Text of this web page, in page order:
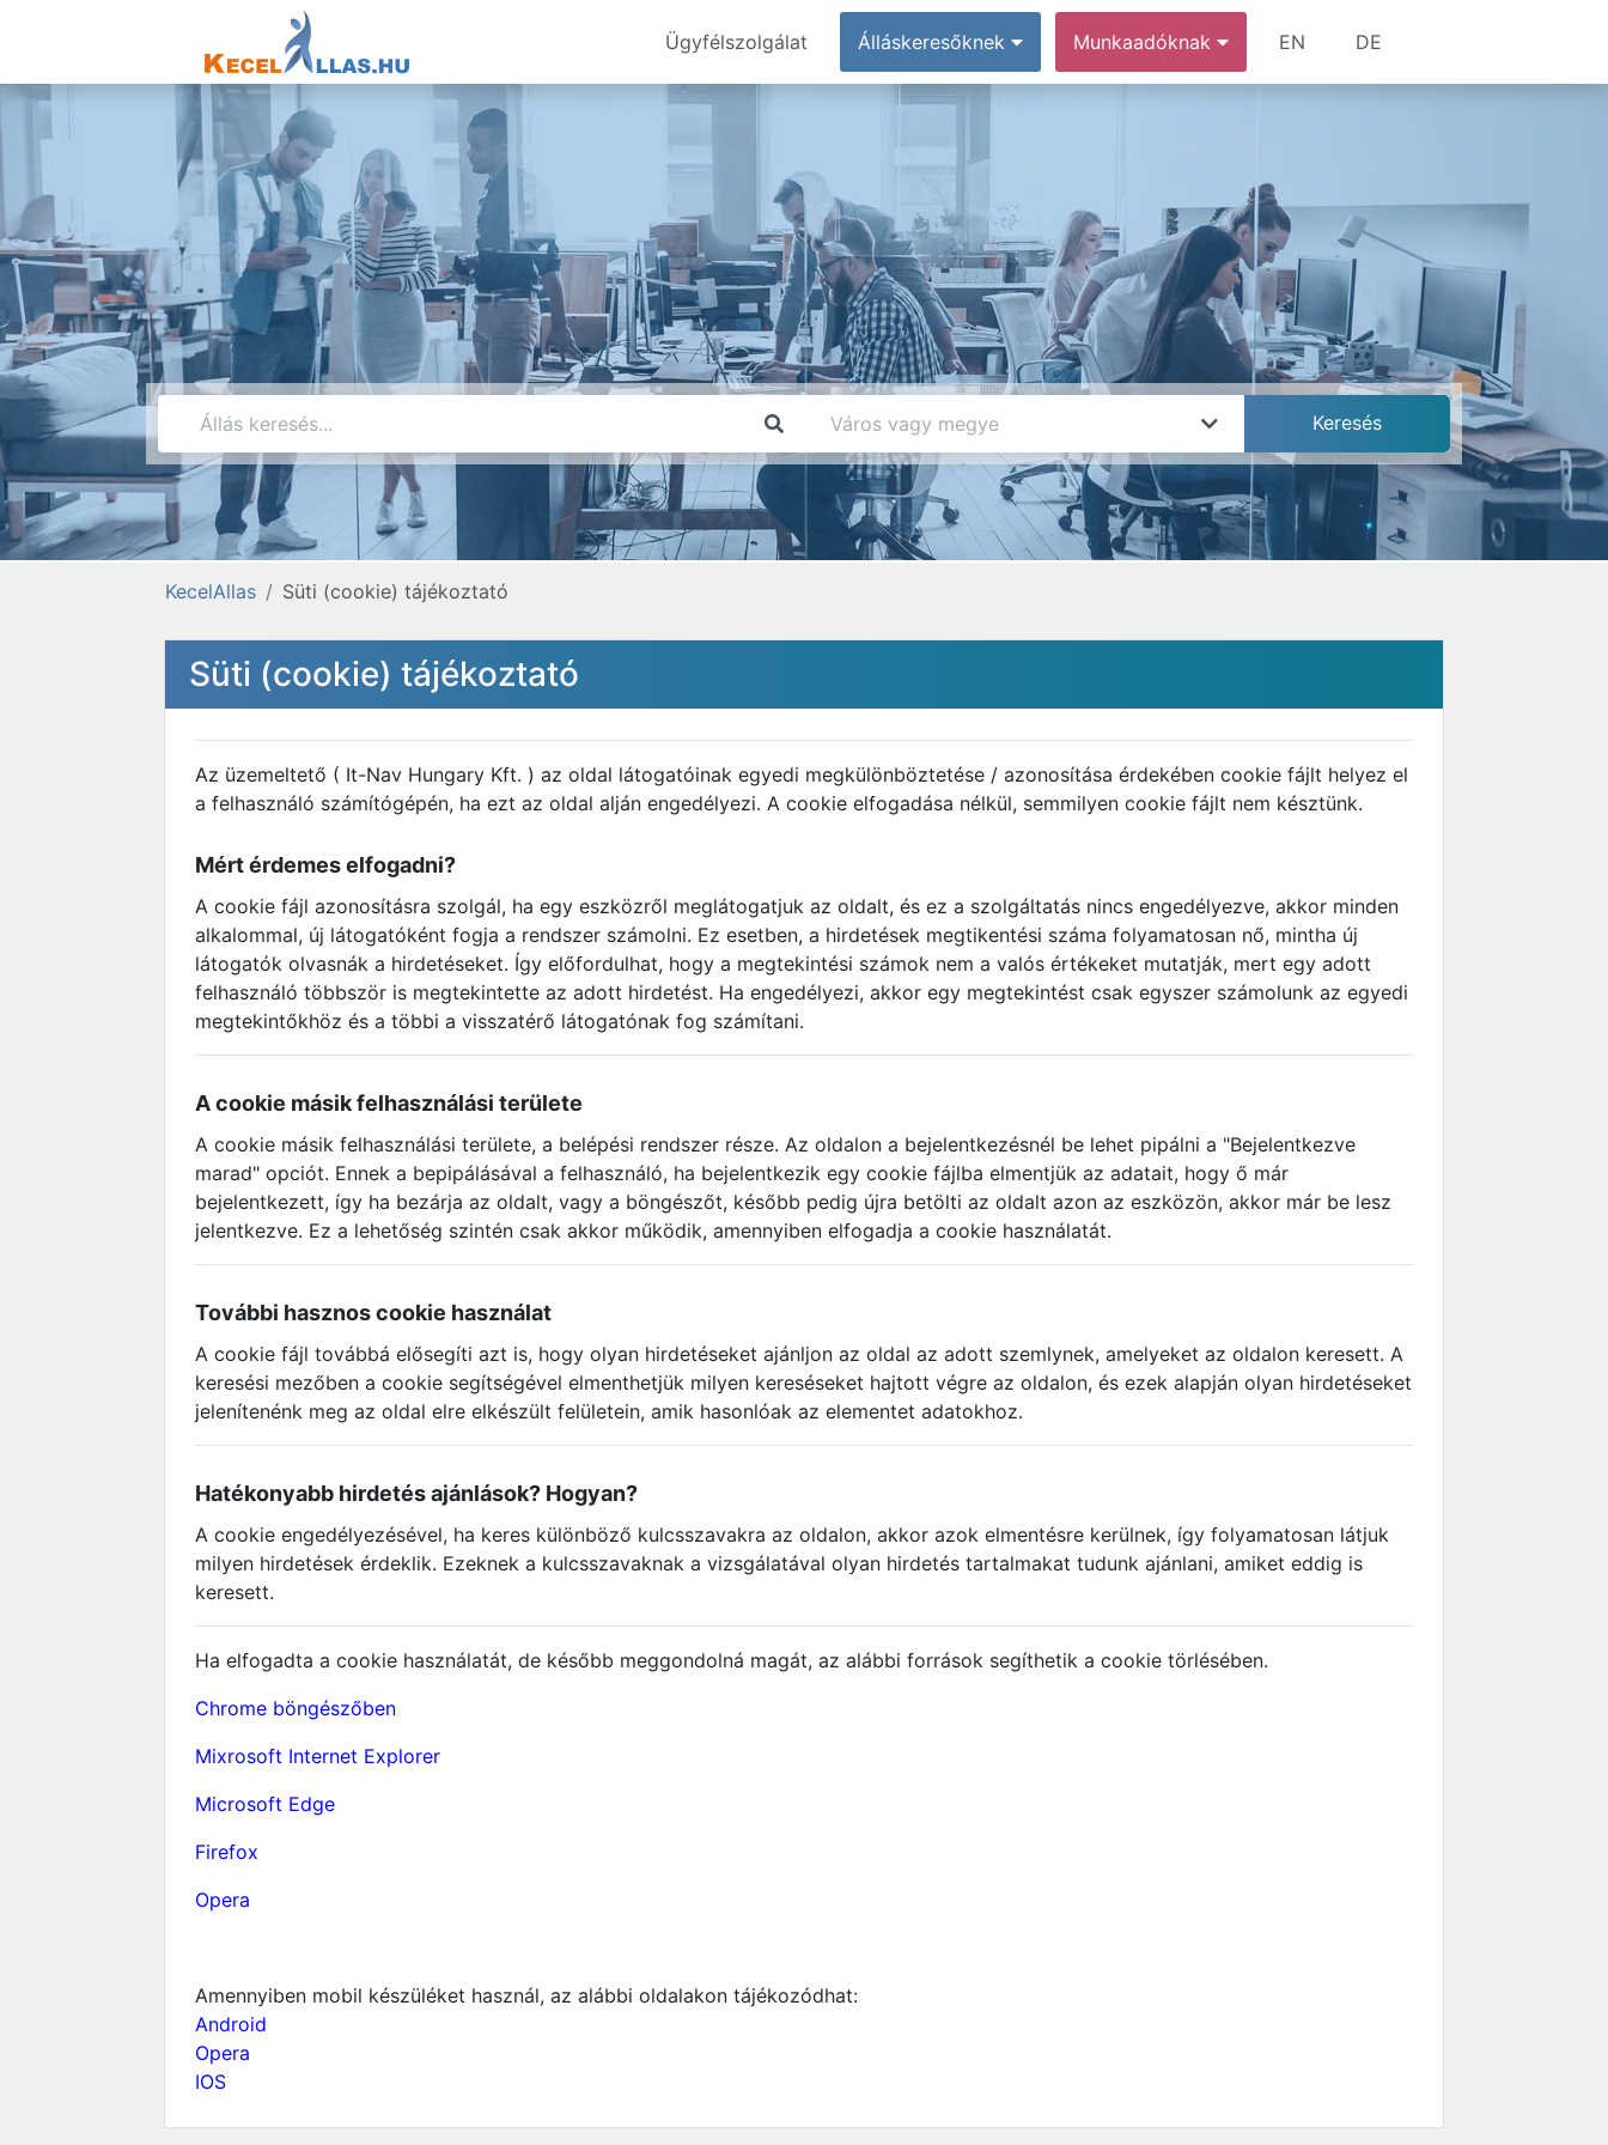
Ügyfélszolgálat Álláskeresőknek Munkaadóknak EN DE
KecelAllas Süti (cookie) tájékoztató
Süti (cookie) tájékoztató
Az üzemeltető ( It-Nav Hungary Kft. ) az oldal látogatóinak egyedi megkülönböztetése / azonosítása érdekében cookie fájlt helyez el
a felhasználó számítógépén, ha ezt az oldal alján engedélyezi. A cookie elfogadása nélkül, semmilyen cookie fájlt nem késztünk.
Mért érdemes elfogadni?
A cookie fájl azonosításra szolgál, ha egy eszközről meglátogatjuk az oldalt, és ez a szolgáltatás nincs engedélyezve, akkor minden
alkalommal, új látogatóként fogja a rendszer számolni. Ez esetben, a hirdetések megtikentési száma folyamatosan nő, mintha új
látogatók olvasnák a hirdetéseket. Így előfordulhat, hogy a megtekintési számok nem a valós értékeket mutatják, mert egy adott
felhasználó többször is megtekintette az adott hirdetést. Ha engedélyezi, akkor egy megtekintést csak egyszer számolunk az egyedi
megtekintőkhöz és a többi a visszatérő látogatónak fog számítani.
A cookie másik felhasználási területe
A cookie másik felhasználási területe, a belépési rendszer része. Az oldalon a bejelentkezésnél be lehet pipálni a "Bejelentkezve
marad" opciót. Ennek a bepipálásával a felhasználó, ha bejelentkezik egy cookie fájlba elmentjük az adatait, hogy ő már
bejelentkezett, így ha bezárja az oldalt, vagy a böngészőt, később pedig újra betölti az oldalt azon az eszközön, akkor már be lesz
jelentkezve. Ez a lehetőség szintén csak akkor működik, amennyiben elfogadja a cookie használatát.
További hasznos cookie használat
A cookie fájl továbbá elősegíti azt is, hogy olyan hirdetéseket ajánljon az oldal az adott szemlynek, amelyeket az oldalon keresett. A
keresési mezőben a cookie segítségével elmenthetjük milyen kereséseket hajtott végre az oldalon, és ezek alapján olyan hirdetéseket
jelenítenénk meg az oldal elre elkészült felületein, amik hasonlóak az elementet adatokhoz.
Hatékonyabb hirdetés ajánlások? Hogyan?
A cookie engedélyezésével, ha keres különböző kulcsszavakra az oldalon, akkor azok elmentésre kerülnek, így folyamatosan látjuk
milyen hirdetések érdeklik. Ezeknek a kulcsszavaknak a vizsgálatával olyan hirdetés tartalmakat tudunk ajánlani, amiket eddig is
keresett.
Ha elfogadta a cookie használatát, de később meggondolná magát, az alábbi források segíthetik a cookie törlésében.
Chrome böngészőben
Mixrosoft Internet Explorer
Microsoft Edge
Firefox
Opera
Amennyiben mobil készüléket használ, az alábbi oldalakon tájékozódhat:
Android
Opera
IOS